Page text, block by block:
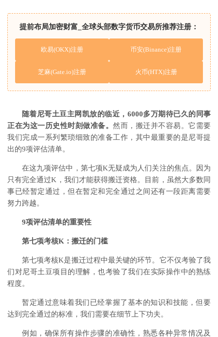
提前布局加密财富_全球头部数字货币交易所推荐注册：
欧易(OKX)注册 币安(Binance)注册
芝麻(Gate.io)注册 火币(HTX)注册
随着尼哥土豆主网凯放的临近，6000多万期待已久的同事
正在为这一历史性时刻做准备。 然而，搬迁并不容易。它需要
我们完成一系列繁琐细致的准备工作，其中最重要的是尼哥提
出的9项评估清单。
在这九项评估中，第七项K无疑成为人们关注的焦点。因为
只有完全通过K，我们才能获得搬迁资格。目前，虽然大多数同
事已经暂定通过，但在暂定和完全通过之间还有一段距离需要
努力跨越。
9项评估清单的重要性
第七项考核K：搬迁的门槛
第七项考核K是搬迁过程中最关键的环节。它不仅考验了我
们对尼哥土豆项目的理解，也考验了我们在实际操作中的熟练
程度。
暂定通过意味着我们已经掌握了基本的知识和技能，但要
达到完全通过的标准，我们需要在细节上下功夫。
例如，确保所有操作步骤的准确性，熟悉各种异常情况及